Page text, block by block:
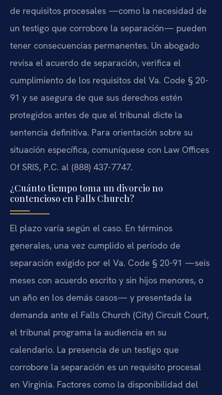
de requisitos procesales —como la necesidad de
un testigo que corrobore la separación— pueden
tener consecuencias permanentes. Un abogado
revisa el acuerdo de separación, verifica el
cumplimiento de los requisitos del Va. Code § 20-
91 y se asegura de que sus derechos estén
protegidos antes de que el tribunal dicte la
sentencia definitiva. Para orientación sobre su
situación específica, comuníquese con Law Offices
Of SRIS, P.C. al (888) 437-7747.
¿Cuánto tiempo toma un divorcio no
contencioso en Falls Church?
El plazo varía según el caso. En términos
generales, una vez cumplido el período de
separación exigido por el Va. Code § 20-91 —seis
meses con acuerdo escrito y sin hijos menores, o
un año en los demás casos— y presentada la
demanda ante el Falls Church (City) Circuit Court,
el tribunal programa la audiencia en su
calendario. La presencia de un testigo que
corrobore la separación es un requisito procesal
en Virginia. Factores como la disponibilidad del